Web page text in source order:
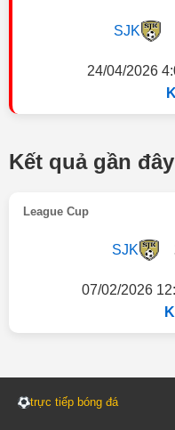
SJK
24/04/2026
Kết quả gần đây
League Cup
SJK
07/02/2026
trực tiếp bóng đá